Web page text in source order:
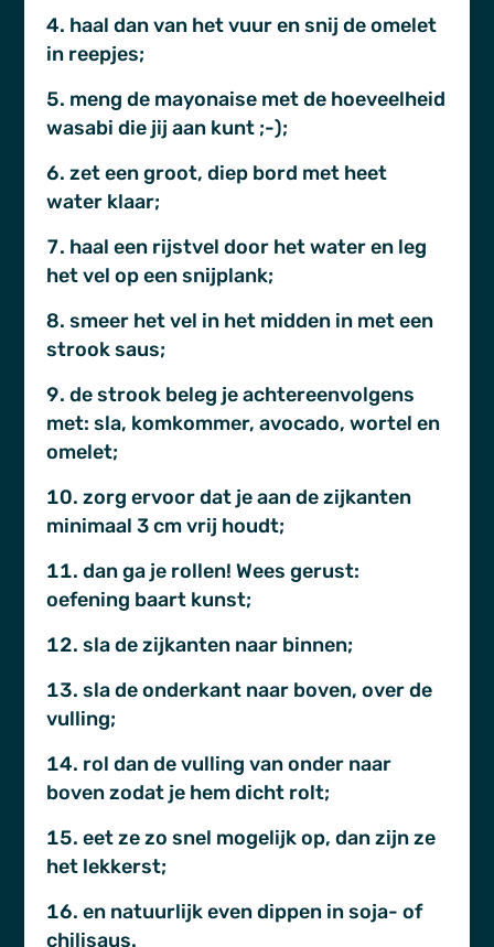
haal dan van het vuur en snij de omelet
in reepjes;
meng de mayonaise met de hoeveelheid
wasabi die jij aan kunt ;-);
zet een groot, diep bord met heet
water klaar;
haal een rijstvel door het water en leg
het vel op een snijplank;
smeer het vel in het midden in met een
strook saus;
de strook beleg je achtereenvolgens
met: sla, komkommer, avocado, wortel en
omelet;
zorg ervoor dat je aan de zijkanten
minimaal 3 cm vrij houdt;
dan ga je rollen! Wees gerust:
oefening baart kunst;
sla de zijkanten naar binnen;
sla de onderkant naar boven, over de
vulling;
rol dan de vulling van onder naar
boven zodat je hem dicht rolt;
eet ze zo snel mogelijk op, dan zijn ze
het lekkerst;
en natuurlijk even dippen in soja- of
chilisaus.